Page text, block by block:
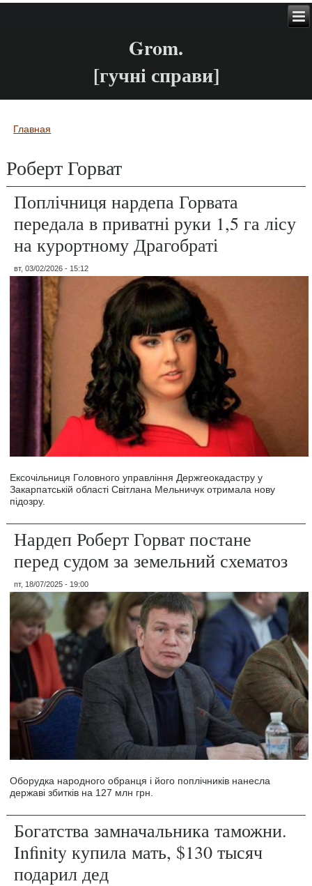
Grom.
[гучні справи]
Вы здесь
Главная
Роберт Горват
Поплічниця нардепа Горвата
передала в приватні руки 1,5 га лісу
на курортному Драгобраті
вт, 03/02/2026 - 15:12
Ексочільниця Головного управління Держгеокадастру у
Закарпатській області Світлана Мельничук отримала нову
підозру.
Нардеп Роберт Горват постане
перед судом за земельний схематоз
пт, 18/07/2025 - 19:00
Оборудка народного обранця і його поплічників нанесла
державі збитків на 127 млн грн.
Богатства замначальника таможни.
Infinity купила мать, $130 тысяч
подарил дед